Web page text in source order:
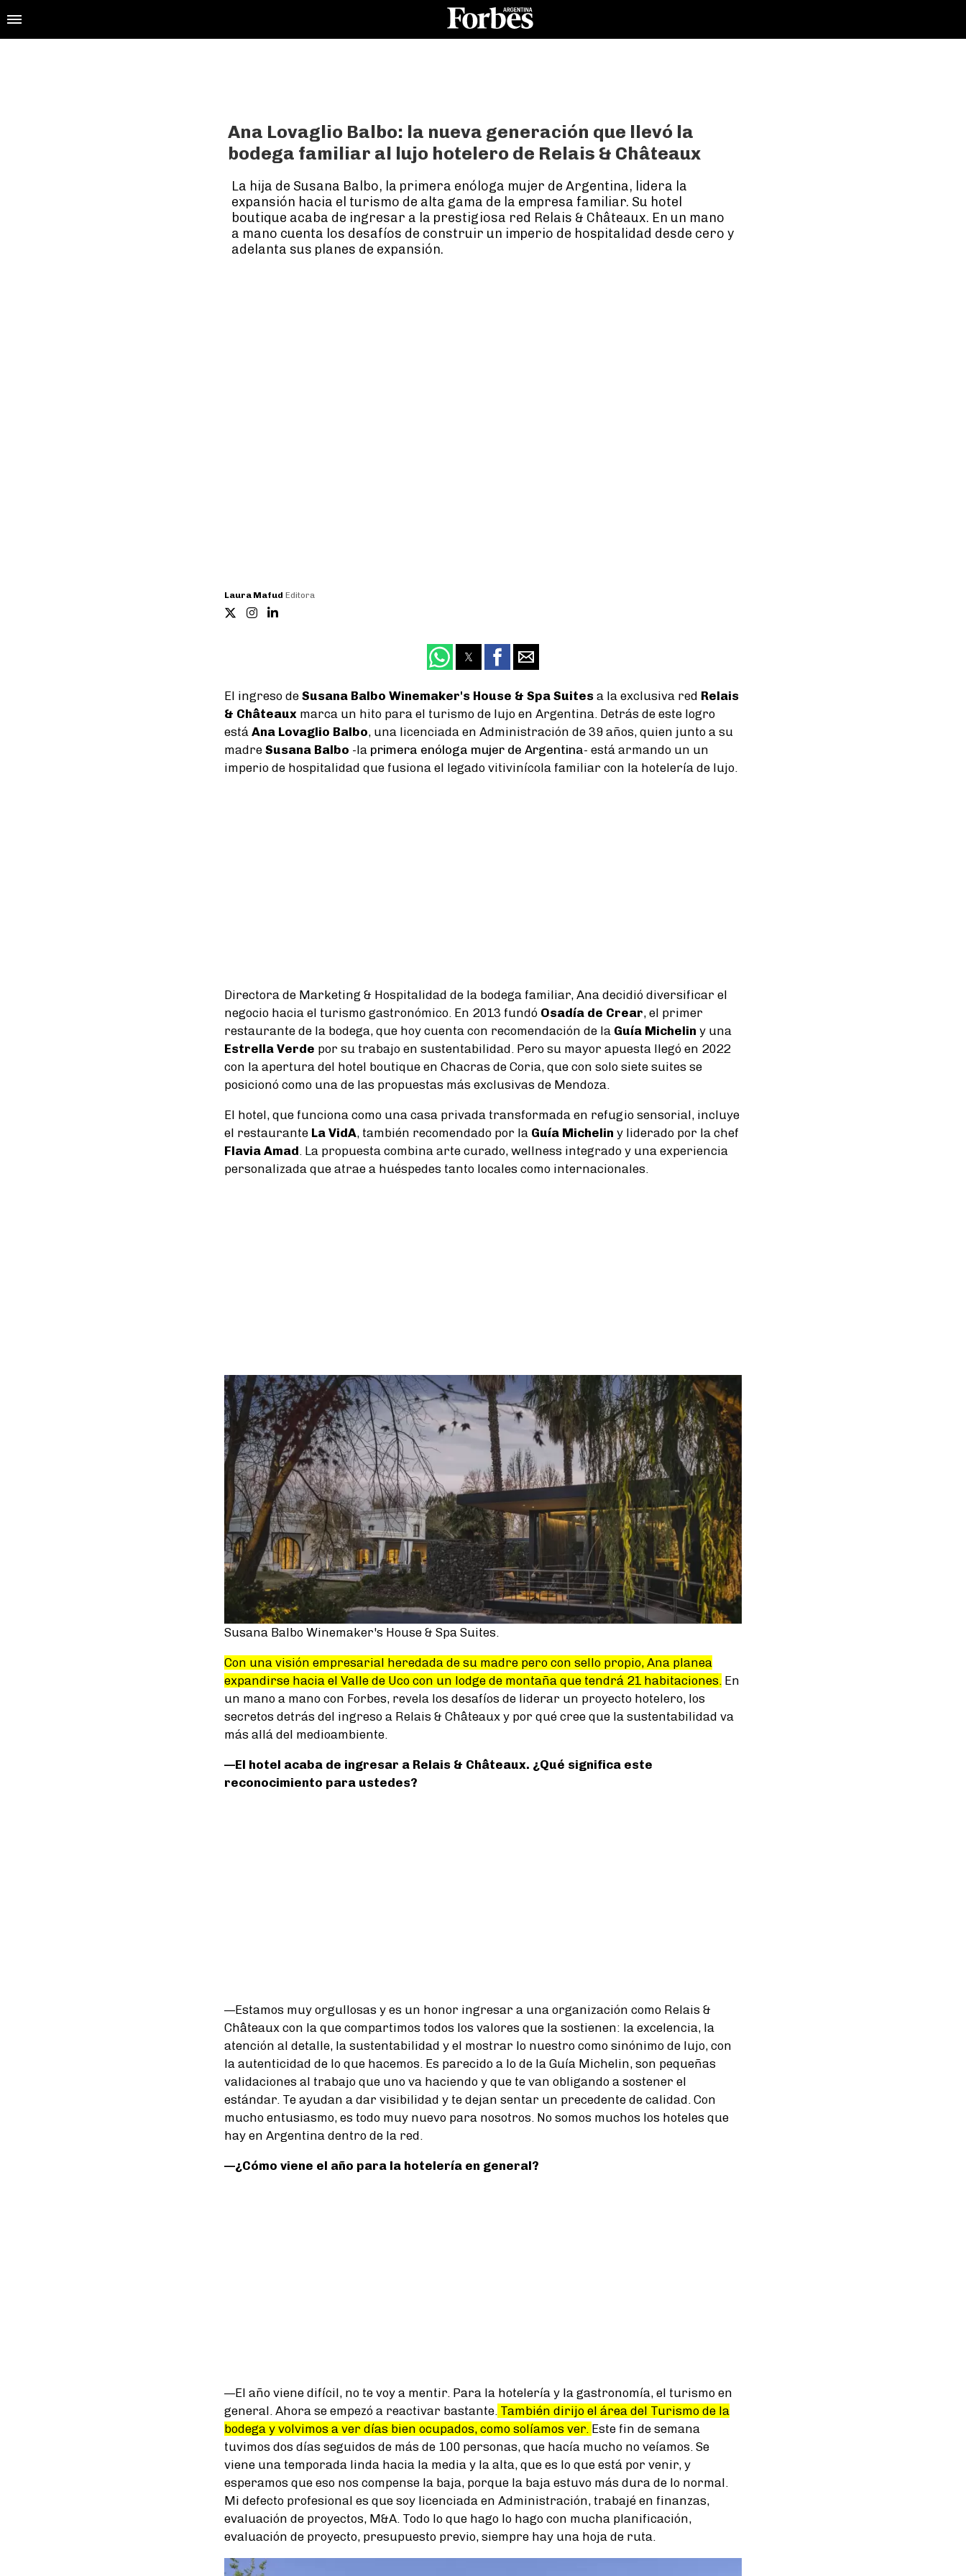
Ana Lovaglio Balbo: la nueva generación que llevó la
bodega familiar al lujo hotelero de Relais & Châteaux
La hija de Susana Balbo, la primera enóloga mujer de Argentina, lidera la
expansión hacia el turismo de alta gama de la empresa familiar. Su hotel
boutique acaba de ingresar a la prestigiosa red Relais & Châteaux. En un mano
a mano cuenta los desafíos de construir un imperio de hospitalidad desde cero y
adelanta sus planes de expansión.
Laura Mafud Editora
El ingreso de Susana Balbo Winemaker's House & Spa Suites a la exclusiva red Relais
& Châteaux marca un hito para el turismo de lujo en Argentina. Detrás de este logro
está Ana Lovaglio Balbo, una licenciada en Administración de 39 años, quien junto a su
madre Susana Balbo -la primera enóloga mujer de Argentina- está armando un un
imperio de hospitalidad que fusiona el legado vitivinícola familiar con la hotelería de lujo.
Directora de Marketing & Hospitalidad de la bodega familiar, Ana decidió diversificar el
negocio hacia el turismo gastronómico. En 2013 fundó Osadía de Crear, el primer
restaurante de la bodega, que hoy cuenta con recomendación de la Guía Michelin y una
Estrella Verde por su trabajo en sustentabilidad. Pero su mayor apuesta llegó en 2022
con la apertura del hotel boutique en Chacras de Coria, que con solo siete suites se
posicionó como una de las propuestas más exclusivas de Mendoza.
El hotel, que funciona como una casa privada transformada en refugio sensorial, incluye
el restaurante La VidA, también recomendado por la Guía Michelin y liderado por la chef
Flavia Amad . La propuesta combina arte curado, wellness integrado y una experiencia
personalizada que atrae a huéspedes tanto locales como internacionales.
Susana Balbo Winemaker's House & Spa Suites.
Con una visión empresarial heredada de su madre pero con sello propio, Ana planea
expandirse hacia el Valle de Uco con un lodge de montaña que tendrá 21 habitaciones. En
un mano a mano con Forbes, revela los desafíos de liderar un proyecto hotelero, los
secretos detrás del ingreso a Relais & Châteaux y por qué cree que la sustentabilidad va
más allá del medioambiente.
—El hotel acaba de ingresar a Relais & Châteaux. ¿Qué significa este
reconocimiento para ustedes?
—Estamos muy orgullosas y es un honor ingresar a una organización como Relais &
Châteaux con la que compartimos todos los valores que la sostienen: la excelencia, la
atención al detalle, la sustentabilidad y el mostrar lo nuestro como sinónimo de lujo, con
la autenticidad de lo que hacemos. Es parecido a lo de la Guía Michelin, son pequeñas
validaciones al trabajo que uno va haciendo y que te van obligando a sostener el
estándar. Te ayudan a dar visibilidad y te dejan sentar un precedente de calidad. Con
mucho entusiasmo, es todo muy nuevo para nosotros. No somos muchos los hoteles que
hay en Argentina dentro de la red.
—¿Cómo viene el año para la hotelería en general?
—El año viene difícil, no te voy a mentir. Para la hotelería y la gastronomía, el turismo en
general. Ahora se empezó a reactivar bastante. También dirijo el área del Turismo de la
bodega y volvimos a ver días bien ocupados, como solíamos ver. Este fin de semana
tuvimos dos días seguidos de más de 100 personas, que hacía mucho no veíamos. Se
viene una temporada linda hacia la media y la alta, que es lo que está por venir, y
esperamos que eso nos compense la baja, porque la baja estuvo más dura de lo normal.
Mi defecto profesional es que soy licenciada en Administración, trabajé en finanzas,
evaluación de proyectos, M&A. Todo lo que hago lo hago con mucha planificación,
evaluación de proyecto, presupuesto previo, siempre hay una hoja de ruta.